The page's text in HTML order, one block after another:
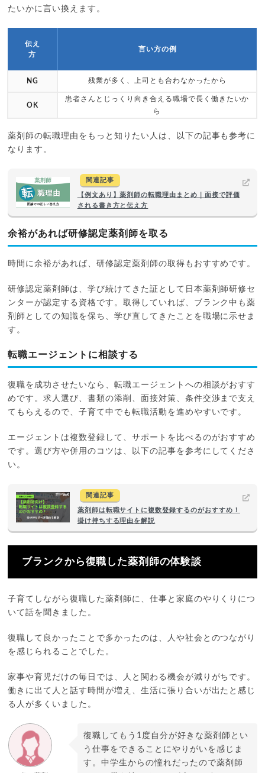
たいかに言い換えます。
伝え
方
言い方の例
NG 残業が多く、上司とも合わなかったから
OK
患者さんとじっくり向き合える職場で長く働きたいか
ら
薬剤師の転職理由をもっと知りたい人は、以下の記事も参考に
なります。
関連記事
【例文あり】薬剤師の転職理由まとめ｜面接で評価
される書き方と伝え方
余裕があれば研修認定薬剤師を取る
時間に余裕があれば、研修認定薬剤師の取得もおすすめです。
研修認定薬剤師は、学び続けてきた証として日本薬剤師研修セ
ンターが認定する資格です。取得していれば、ブランク中も薬
剤師としての知識を保ち、学び直してきたことを職場に示せま
す。
転職エージェントに相談する
復職を成功させたいなら、転職エージェントへの相談がおすす
めです。求人選び、書類の添削、面接対策、条件交渉まで支え
てもらえるので、子育て中でも転職活動を進めやすいです。
エージェントは複数登録して、サポートを比べるのがおすすめ
です。選び方や併用のコツは、以下の記事を参考にしてくださ
い。
関連記事
薬剤師は転職サイトに複数登録するのがおすすめ！
掛け持ちする理由を解説
ブランクから復職した薬剤師の体験談
子育てしながら復職した薬剤師に、仕事と家庭のやりくりにつ
いて話を聞きました。
復職して良かったことで多かったのは、人や社会とのつながり
を感じられることでした。
家事や育児だけの毎日では、人と関わる機会が減りがちです。
働きに出て人と話す時間が増え、生活に張り合いが出たと感じ
る人が多くいました。
復職してもう1度自分が好きな薬剤師とい
う仕事をできることにやりがいを感じま
す。中学生からの憧れだったので薬剤師